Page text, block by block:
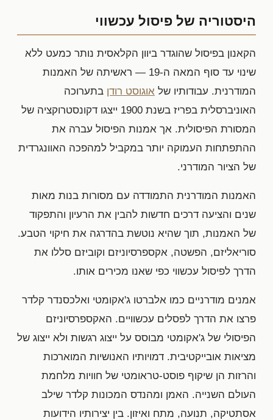
היסטוריה של פיסול עכשווי
הקאנון בפיסול שהוגדר ביוון הקלאסית נותר כמעט ללא
שינוי עד סוף המאה ה-19 — ראשיתה של האמנות
המודרנית. עבודותיו של אוגוסט רודן בתערוכה
האוניברסלית בפריז בשנת 1900 ייצגו דקונסטרוקציה של
המסורת הפיסולית. אך אמנות הפיסול עברה את
ההתפתחות העמוקה יותר במקביל למהפכה האוונגרדית
של הציור המודרני.
האמנות המודרנית התמודדה עם מסורות בנות מאות
שנים והציעה דרכים חדשות להבין את הרעיון והתפקוד
של האמנות, תוך שהיא נוטשת בהדרגה את חיקוי הטבע.
סוריאליזם, הפשטה, אקספרסיוניזם וקוביזם סללו את
הדרך לפיסול עכשווי כפי שאנו מכירים אותו.
אמנים מודרניים כמו אלברטו ג'אקומטי ואלכסנדר קלדר
פרצו את הדרך לפסלים עכשוויים. האקספרסיוניזם
הפיסולי של ג'אקומטי מבוסס על ייצוג רגשות ולא ייצוג של
מציאות אובייקטיבית. דמויותיו האנושיות המוארכות
והרזות הן שיקוף פוסט-טראומטי של חוויות מלחמת
העולם השנייה. האמן ומהנדס המכונות קלדר שילב
אסתטיקה, תנועה, מתח ואיזון. בין יצירותיו הידועות